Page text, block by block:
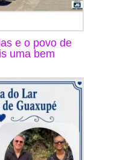
e o povo de
uma bem